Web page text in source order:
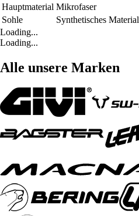
Hauptmaterial Mikrofaser
Sohle
Synthetisches Material
Loading...
Loading...
Alle unsere Marken